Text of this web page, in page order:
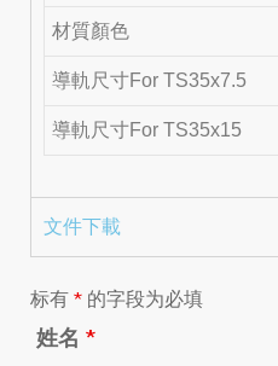
材質顏色
導軌尺寸For TS35x7.5
導軌尺寸For TS35x15
文件下載
标有 * 的字段为必填
姓名 *